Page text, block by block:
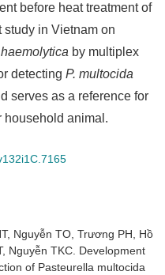
Nguyễn TO, Trương PH, Hồ
Nguyễn TKC. Development
of Pasteurella multocida
before heat treatment of
study in Vietnam on
by multiplex
detecting P. multocida
serves as a reference for
household animal.